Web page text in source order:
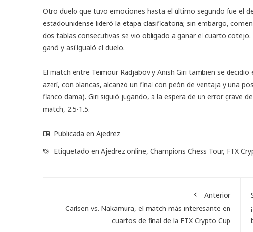
Otro duelo que tuvo emociones hasta el último segundo fue el
estadounidense lideró la etapa clasificatoria; sin embargo,
dos tablas consecutivas se vio obligado a ganar el cuarto
ganó y así igualó el duelo.
El match entre Teimour Radjabov y Anish Giri también se
azerí, con blancas, alcanzó un final con peón de ventaja y una
flanco dama). Giri siguió jugando, a la espera de un error grave
match, 2.5-1.5.
Publicada en Ajedrez
Etiquetado en Ajedrez online, Champions Chess Tour, FTX
Anterior
Carlsen vs. Nakamura, el match más interesante en
cuartos de final de la FTX Crypto Cup